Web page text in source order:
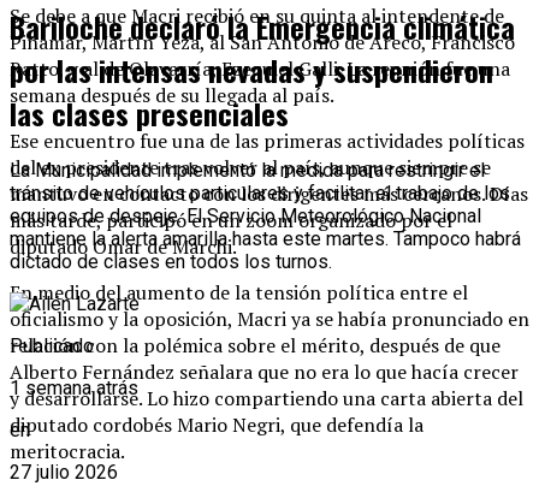
Se debe a que Macri recibió en su quinta al intendente de
Pinamar, Martín Yeza, al San Antonio de Areco, Francisco
Ratto, y al de Olavarría, Ezequiel Galli. La reunión fue una
semana después de su llegada al país.
Ese encuentro fue una de las primeras actividades políticas
del ex presidente tras volver al país, aunque siempre se
mantuvo en contacto con los dirigentes más cercanos. Días
más tarde, participó en un zoom organizado por el
diputado Omar de Marchi.
En medio del aumento de la tensión política entre el
oficialismo y la oposición, Macri ya se había pronunciado en
relación con la polémica sobre el mérito, después de que
Alberto Fernández señalara que no era lo que hacía crecer
y desarrollarse. Lo hizo compartiendo una carta abierta del
diputado cordobés Mario Negri, que defendía la
meritocracia.
Bariloche declaró la Emergencia climática
por las intensas nevadas y suspendieron
las clases presenciales
La Municipalidad implementó la medida para restringir el
tránsito de vehículos particulares y facilitar el trabajo de los
equipos de despeje. El Servicio Meteorológico Nacional
mantiene la alerta amarilla hasta este martes. Tampoco habrá
dictado de clases en todos los turnos.
Publicado
1 semana atrás
en
27 julio 2026